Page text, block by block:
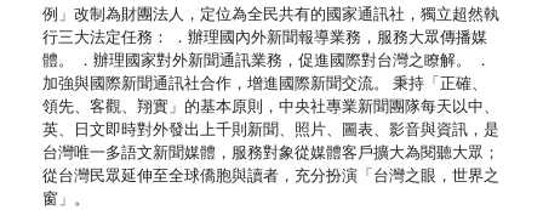
例」改制為財團法人，定位為全民共有的國家通訊社，獨立超然執
行三大法定任務： ．辦理國內外新聞報導業務，服務大眾傳播媒
體。 ．辦理國家對外新聞通訊業務，促進國際對台灣之瞭解。 ．
加強與國際新聞通訊社合作，增進國際新聞交流。 秉持「正確、
領先、客觀、翔實」的基本原則，中央社專業新聞團隊每天以中、
英、日文即時對外發出上千則新聞、照片、圖表、影音與資訊，是
台灣唯一多語文新聞媒體，服務對象從媒體客戶擴大為閱聽大眾；
從台灣民眾延伸至全球僑胞與讀者，充分扮演「台灣之眼，世界之
窗」。